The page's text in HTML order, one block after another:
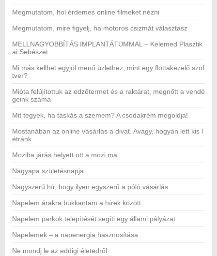
Megmutatom, hol érdemes online filmeket nézni
Megmutatom, mire figyelj, ha motoros csizmát választasz
MELLNAGYOBBÍTÁS IMPLANTÁTUMMAL – Kelemed Plasztik
ai Sebészet
Mi más kellhet egyjól menő üzlethez, mint egy flottakezelő szof
tver?
Mióta felújítottuk az edzőtermet és a raktárat, megnőtt a vendé
geink száma
Mit tegyek, ha táskás a szemem? A csodakrém megoldja!
Mostanában az online vásárlás a divat. Avagy, hogyan lett kis l
étránk
Moziba járás helyett ott a mozi.ma
Nagyapa születésnapja
Nagyszerű hír, hogy ilyen egyszerű a póló vásárlás
Napelem árakra bukkantam a hírek között
Napelem parkok telepítését segíti egy állami pályázat
Napelemek – a napenergia hasznosítása
Ne mondj le az eddigi életedről